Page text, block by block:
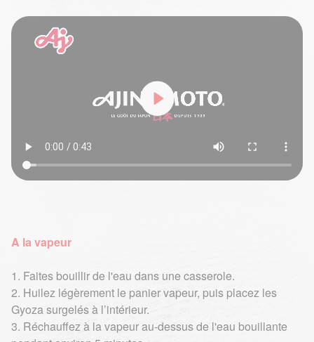
A la vapeur
1. Faites bouillir de l'eau dans une casserole.
2. Huilez légèrement le panier vapeur, puis placez les
Gyoza surgelés à l’intérieur.
3. Réchauffez à la vapeur au-dessus de l'eau bouillante